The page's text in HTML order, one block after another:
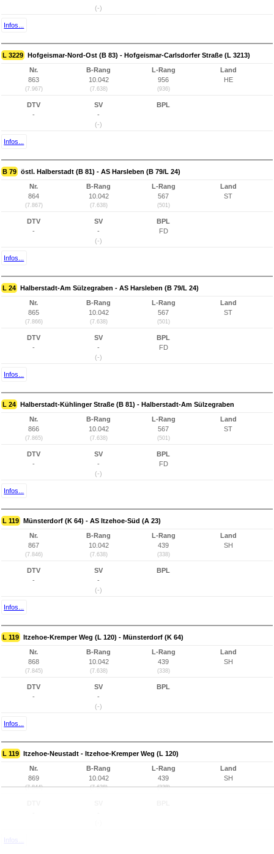
(-)
Infos...
L 3229 Hofgeismar-Nord-Ost (B 83) - Hofgeismar-Carlsdorfer Straße (L 3213)
Nr.
863
(7.967)
B-Rang
10.042
(7.638)
L-Rang
956
(936)
Land
HE
DTV
-
SV
-
(-)
BPL
Infos...
B 79 östl. Halberstadt (B 81) - AS Harsleben (B 79/L 24)
Nr.
864
(7.867)
B-Rang
10.042
(7.638)
L-Rang
567
(501)
Land
ST
DTV
-
SV
-
(-)
BPL
FD
Infos...
L 24 Halberstadt-Am Sülzegraben - AS Harsleben (B 79/L 24)
Nr.
865
(7.866)
B-Rang
10.042
(7.638)
L-Rang
567
(501)
Land
ST
DTV
-
SV
-
(-)
BPL
FD
Infos...
L 24 Halberstadt-Kühlinger Straße (B 81) - Halberstadt-Am Sülzegraben
Nr.
866
(7.865)
B-Rang
10.042
(7.638)
L-Rang
567
(501)
Land
ST
DTV
-
SV
-
(-)
BPL
FD
Infos...
L 119 Münsterdorf (K 64) - AS Itzehoe-Süd (A 23)
Nr.
867
(7.846)
B-Rang
10.042
(7.638)
L-Rang
439
(338)
Land
SH
DTV
-
SV
-
(-)
BPL
Infos...
L 119 Itzehoe-Kremper Weg (L 120) - Münsterdorf (K 64)
Nr.
868
(7.845)
B-Rang
10.042
(7.638)
L-Rang
439
(338)
Land
SH
DTV
-
SV
-
(-)
BPL
Infos...
L 119 Itzehoe-Neustadt - Itzehoe-Kremper Weg (L 120)
Nr.
869
(7.844)
B-Rang
10.042
(7.638)
L-Rang
439
(338)
Land
SH
Infos...